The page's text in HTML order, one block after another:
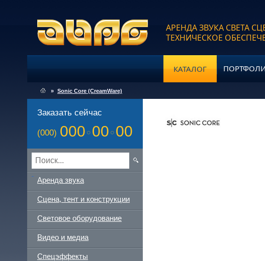
АРЕНДА ЗВУКА СВЕТА
ТЕХНИЧЕСКОЕ
КАТАЛОГ
» Sonic Core (CreamWare)
Заказать сейчас
(000) 000 00 00
Аренда звука
Сцена, тент и конструкции
Световое оборудование
Видео и медиа
Спецэффекты